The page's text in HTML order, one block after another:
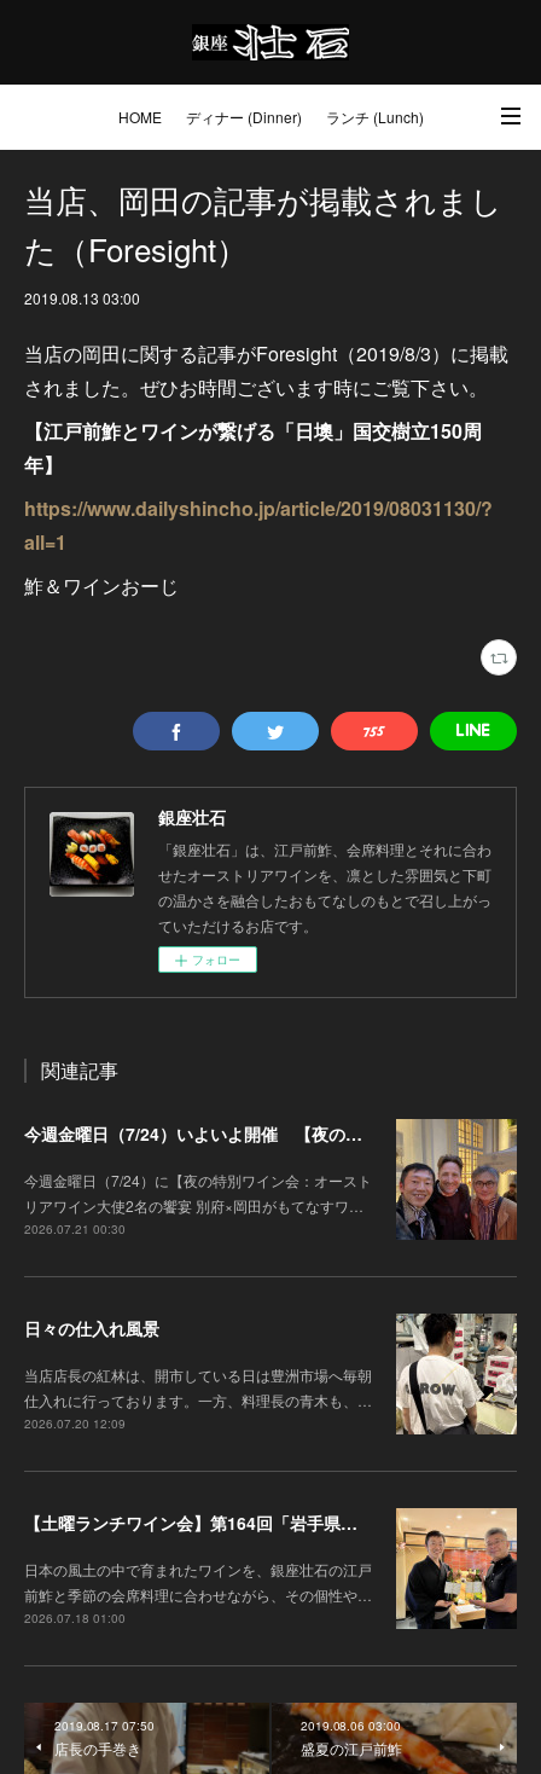
HOME ディナー (Dinner) ランチ (Lunch)
当店、岡田の記事が掲載されまし
た（Foresight）
2019.08.13 03:00
当店の岡田に関する記事がForesight（2019/8/3）に掲載
されました。ぜひお時間ございます時にご覧下さい。
【江戸前鮓とワインが繋げる「日墺」国交樹立150周
年】
https://www.dailyshincho.jp/article/2019/08031130/?
all=1
鮓＆ワインおーじ
銀座壮石
「銀座壮石」は、江戸前鮓、会席料理とそれに合わ
せたオーストリアワインを、凛とした雰囲気と下町
の温かさを融合したおもてなしのもとで召し上がっ
ていただけるお店です。
フォロー
関連記事
今週金曜日（7/24）いよいよ開催 【夜の特別ワイン会】オーストリアワイン大使2名の饗宴 別府×岡田がもてなすワインペアリングの会
今週金曜日（7/24）に【夜の特別ワイン会：オースト
リアワイン大使2名の饗宴 別府×岡田がもてなすワ…
2026.07.21 00:30
日々の仕入れ風景
当店店長の紅林は、開市している日は豊洲市場へ毎朝
仕入れに行っております。一方、料理長の青木も、…
2026.07.20 12:09
【土曜ランチワイン会】第164回「岩手県『高橋葡萄園』のワインと江戸前鮓」
日本の風土の中で育まれたワインを、銀座壮石の江戸
前鮓と季節の会席料理に合わせながら、その個性や…
2026.07.18 01:00
2019.08.17 07:50
店長の手巻き
2019.08.06 03:00
盛夏の江戸前鮓